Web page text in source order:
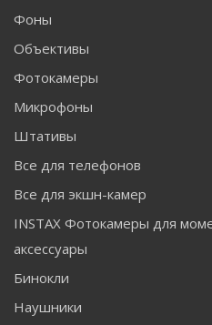
Фоны
Объективы
Фотокамеры
Микрофоны
Штативы
Все для телефонов
Все для экшн-камер
INSTAX Фотокамеры для
аксессуары
Бинокли
Наушники